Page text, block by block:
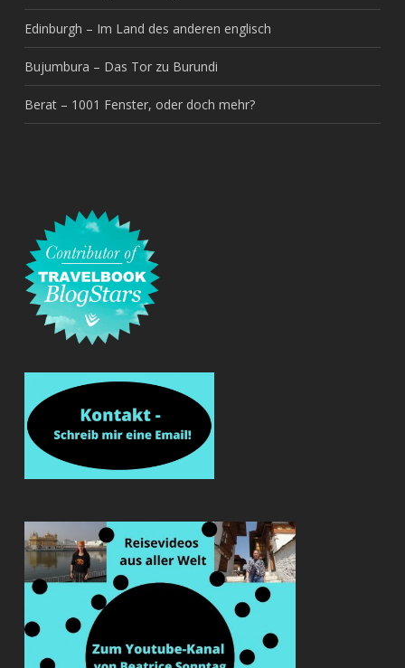
Edinburgh – Im Land des anderen englisch
Bujumbura – Das Tor zu Burundi
Berat – 1001 Fenster, oder doch mehr?